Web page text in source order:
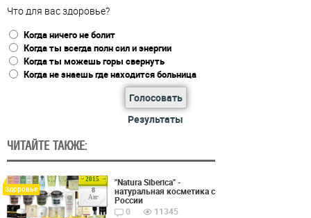
Что для вас здоровье?
Когда ничего не болит
Когда ты всегда полн сил и энергии
Когда ты можешь горы свернуть
Когда не знаешь где находится больница
Голосовать
Результаты
ЧИТАЙТЕ ТАКЖЕ:
2015
8
Авг
Здоровье
"Natura Siberica" -
натуральная косметика с
России
0
11345